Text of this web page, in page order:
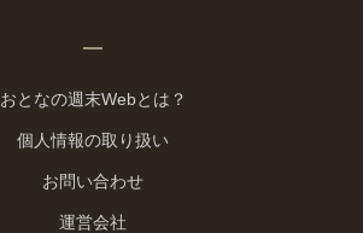
おとなの週末Webとは？
個人情報の取り扱い
お問い合わせ
運営会社